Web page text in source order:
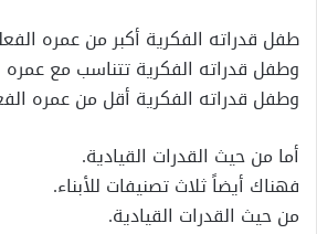
طفل قدراته الفكرية أكبر من عمره
وطفل قدراته الفكرية تتناسب مع
وطفل قدراته الفكرية أقل من عمره
أما من حيث القدرات القيادية.
فهناك أيضاً ثلاث تصنيفات للأبناء.
من حيث القدرات القيادية.